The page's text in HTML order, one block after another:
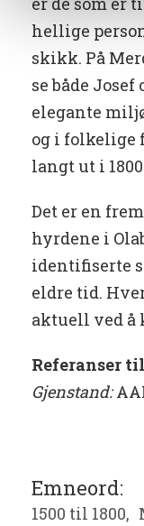
hellige
skikk. På
se både
elegante
og i folkelige
langt ut i
Det er en
hyrdene i
identifiserte
eldre tid.
aktuell ved å
Referanser
Gjenstand:
Emneord:
1500 til 1800,